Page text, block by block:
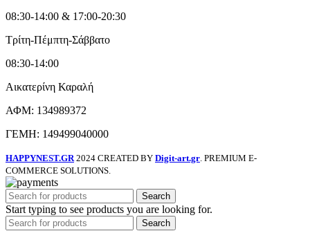
08:30-14:00 & 17:00-20:30
Τρίτη-Πέμπτη-Σάββατο
08:30-14:00
Αικατερίνη Καραλή
ΑΦΜ: 134989372
ΓΕΜΗ: 149499040000
HAPPYNEST.GR 2024 CREATED BY Digit-art.gr . PREMIUM E-
COMMERCE SOLUTIONS.
Search
Start typing to see products you are looking for.
Search